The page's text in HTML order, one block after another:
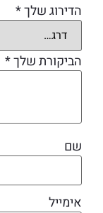
הדירוג שלך*
הביקורת שלך*
שם
אימייל